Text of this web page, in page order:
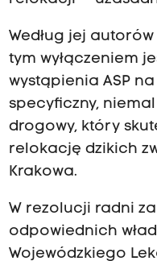
Według jej
tym wyłączeniem
wystąpienia ASP
specyficzny,
drogowy, który
relokację dzikich
Krakowa.
W rezolucji radni
odpowiednich
Wojewódzkiego